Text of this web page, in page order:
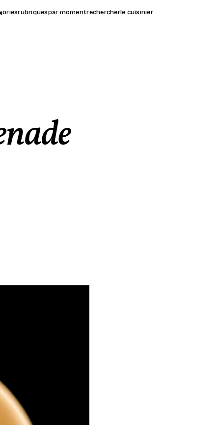
rubriquespar momentrechercherle cuisinier